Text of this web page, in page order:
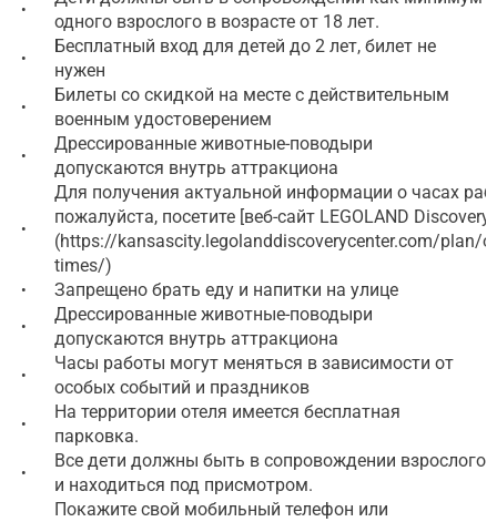
•
одного взрослого в возрасте от 18 лет.
•
Бесплатный вход для детей до 2 лет, билет не
нужен
•
Билеты со скидкой на месте с действительным
военным удостоверением
•
Дрессированные животные-поводыри
допускаются внутрь аттракциона
•
Для получения актуальной информации о часах
пожалуйста, посетите [веб-сайт LEGOLAND Discovery
(https://kansascity.legolanddiscoverycenter.com/plan/
times/)
• Запрещено брать еду и напитки на улице
•
Дрессированные животные-поводыри
допускаются внутрь аттракциона
•
Часы работы могут меняться в зависимости от
особых событий и праздников
•
На территории отеля имеется бесплатная
парковка.
•
Все дети должны быть в сопровождении взрослого
и находиться под присмотром.
Покажите свой мобильный телефон или